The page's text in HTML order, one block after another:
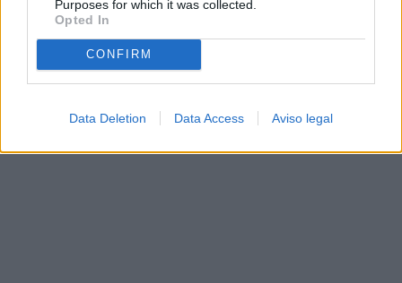
Purposes for which it was collected.
Opted In
CONFIRM
Data Deletion Data Access Aviso legal